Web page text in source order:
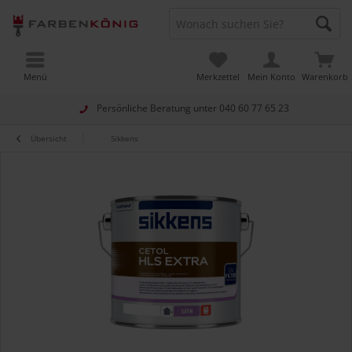
Persönliche Beratung unter 040 60 77 65 23
Warenkorb
Merkzettel Mein Konto
Menü
Übersicht Sikkens